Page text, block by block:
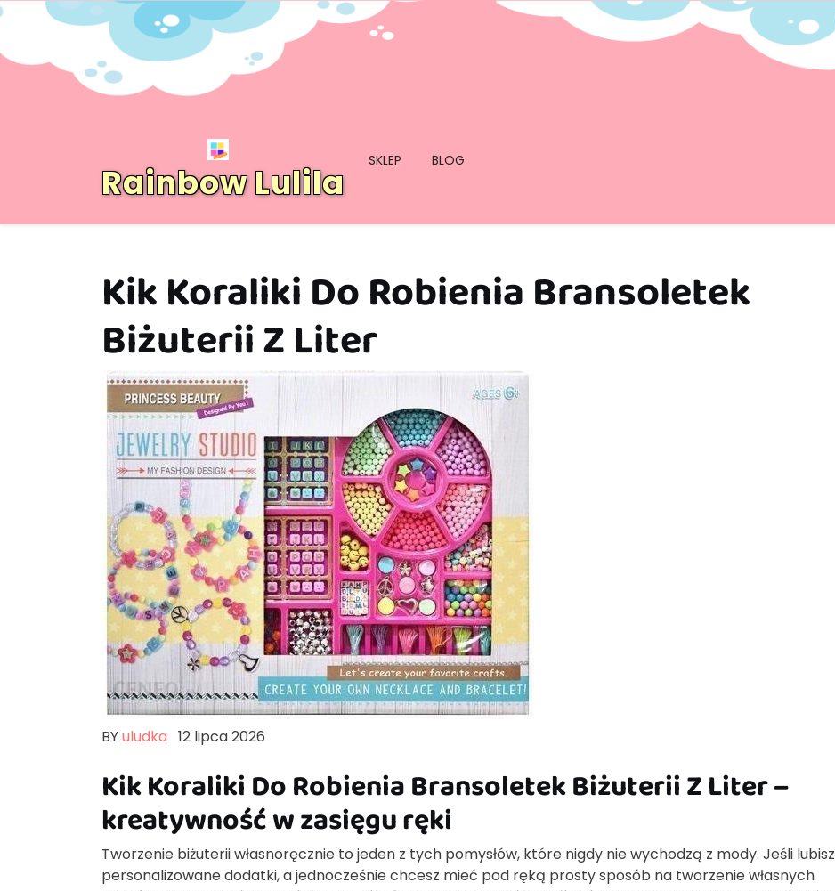
Skip
content
Rainbow Lulila
SKLEP BLOG
Kik Koraliki Do Robienia Bransoletek
Biżuterii Z Liter
BYuludka 12 lipca 2026
Kik Koraliki Do Robienia Bransoletek Biżuterii Z Liter –
kreatywność w zasięgu ręki
Tworzenie biżuterii własnoręcznie to jeden z tych pomysłów, które nigdy nie wychodzą z mody. Jeśli lubisz
personalizowane dodatki, a jednocześnie chcesz mieć pod ręką prosty sposób na tworzenie własnych